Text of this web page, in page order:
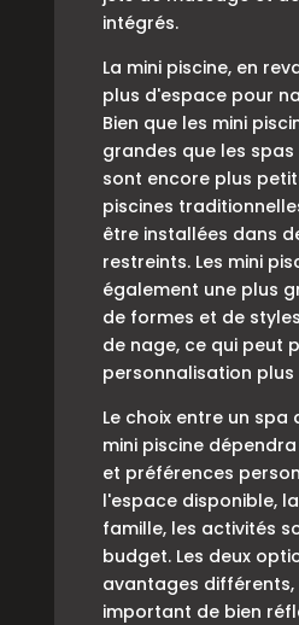
intégrés.
La mini piscine, en
plus d'espace pour
Bien que les mini
grandes que les spas
sont encore plus
piscines
être installées dans
restreints. Les mini
également une plus
de formes et de
de nage, ce qui peut
personnalisation plus
Le choix entre un spa
mini piscine
et préférences
l'espace disponible,
famille, les activités
budget. Les deux
avantages différents,
important de bien